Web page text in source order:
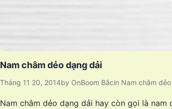
Nam châm dẻo dạng dải
Tháng 11 20, 2014by OnBoom Bắcin Nam châm dẻo
Nam châm dẻo dạng dải hay còn gọi là